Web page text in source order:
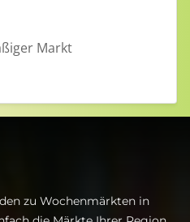
Markt
zu Wochenmärkten in